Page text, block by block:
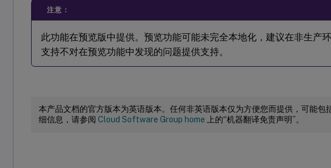
注意：
此功能在预览版中提供。预览功能可能未完全本地化，建议在非生产
支持不对在预览功能中发现的问题提供支持。
本产品文档的官方版本为英语版本。任何非英语版本仅为方便您而提供，可能包
细信息，请参阅 Cloud Software Group home 上的“机器翻译免责声明”。